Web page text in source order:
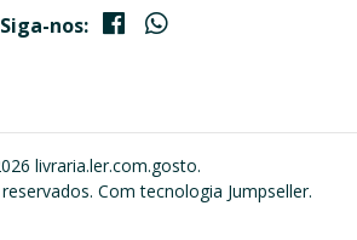
Siga-nos:
livraria.ler.com.gosto.
Com tecnologia Jumpseller.